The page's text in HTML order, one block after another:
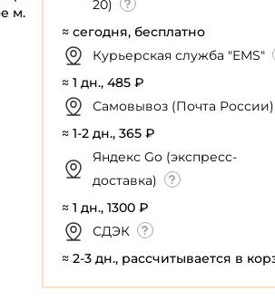
м.
20)
≈ сегодня, бесплатно
Курьерская служба "EMS"
≈ 1 дн., 485 ₽
Самовывоз (Почта России)
≈ 1-2 дн., 365 ₽
Яндекс Go (экспресс-
доставка)
≈ 1 дн., 1300 ₽
СДЭК
≈ 2-3 дн., рассчитывается в